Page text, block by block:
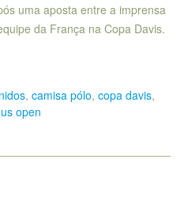
uma aposta entre a imprensa
da França na Copa Davis.
, camisa pólo, copa davis,
us open